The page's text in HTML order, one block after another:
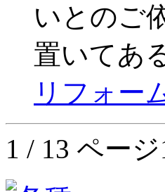
いとのご
置いてあ
リフォー
1 / 13 ページ